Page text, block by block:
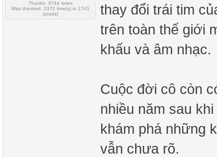
Thanks: 4744 times
Was thanked: 2372 time(s) in 1741
post(s)
thay đổi trái tim
trên toàn thế giới
khấu và âm nhạc.
Cuộc đời cô còn
nhiều năm sau
khám phá những
vẫn chưa rõ.